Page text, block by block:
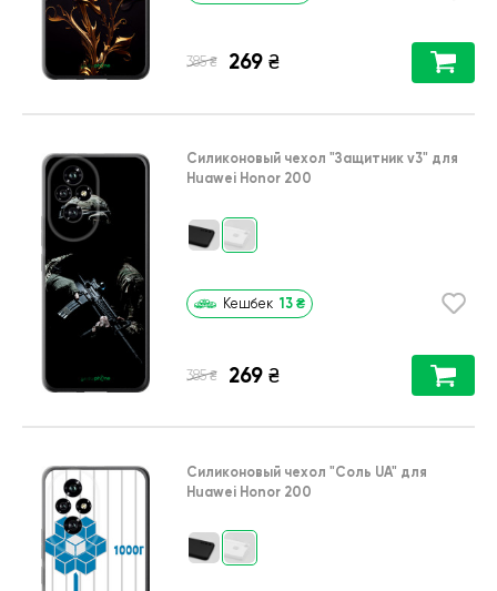
385 ₴ 269 ₴
Силиконовый чехол "Защитник v3" для
Huawei Honor 200
Кешбек 13 ₴
385 ₴ 269 ₴
Силиконовый чехол "Соль UA" для
Huawei Honor 200